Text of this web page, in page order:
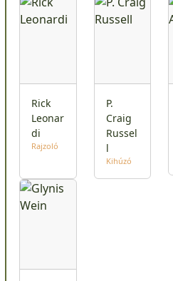
Rick
Leonar
di
Rajzoló
P.
Craig
Russel
l
Kihúzó